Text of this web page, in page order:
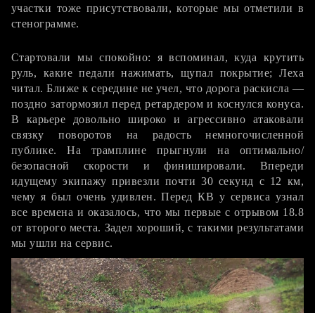
участки тоже присутствовали, которые мы отметили в
стенограмме.
Стартовали мы спокойно: я вспоминал, куда крутить
руль, какие педали нажимать, щупал покрытие; Леха
читал. Ближе к середине не учел, что дорога раскисла —
поздно затормозил перед ретардером и коснулся конуса.
В карьере довольно широко и агрессивно атаковали
связку поворотов на радость немногочисленной
публике. На трамплине прыгнули на оптимально/
безопасной скорости и финишировали. Впереди
идущему экипажу привезли почти 30 секунд с 12 км,
чему я был очень удивлен. Перед КВ у сервиса узнал
все времена и оказалось, что мы первые с отрывом 18.8
от второго места. Задел хороший, с такими результатами
мы ушли на сервис.